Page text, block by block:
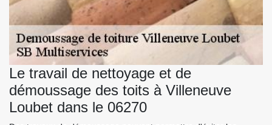
Le travail de nettoyage et de
démoussage des toits à Villeneuve
Loubet dans le 06270